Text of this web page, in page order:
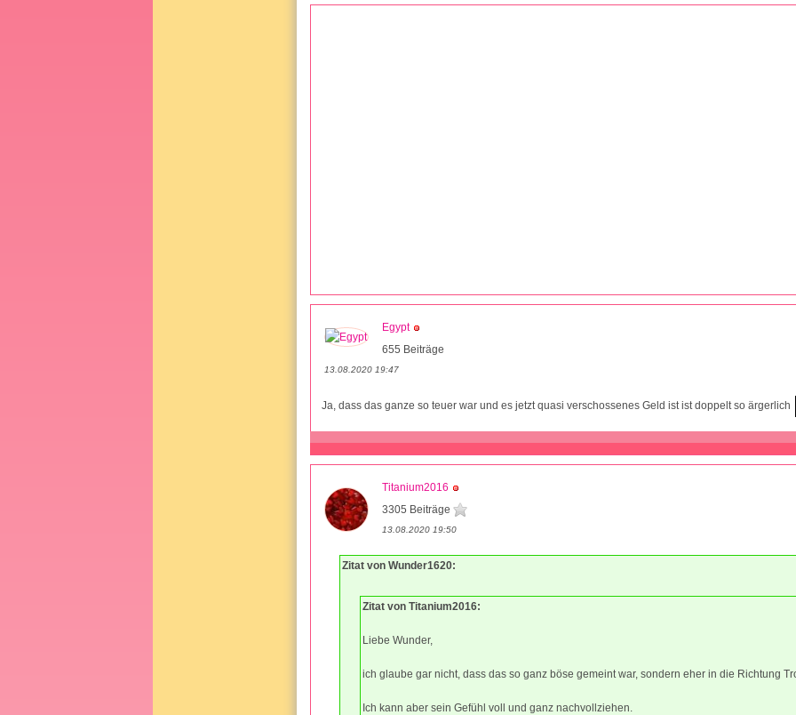
Egypt
655 Beiträge
13.08.2020 19:47
Ja, dass das ganze so teuer war und es jetzt quasi verschossenes Geld ist ist doppelt so ärgerlich
Titanium2016
3305 Beiträge
13.08.2020 19:50
Zitat von Wunder1620:
Zitat von Titanium2016:
Liebe Wunder,
ich glaube gar nicht, dass das so ganz böse gemeint war, sondern eher in die Richtung
Ich kann aber sein Gefühl voll und ganz nachvollziehen.